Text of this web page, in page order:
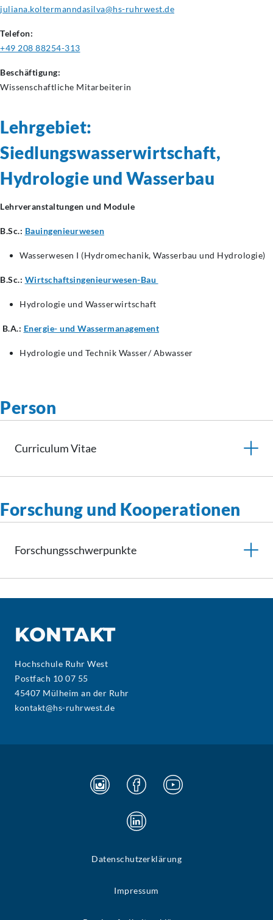
juliana.koltermanndasilva@hs-ruhrwest.de
Telefon:
+49 208 88254-313
Beschäftigung:
Wissenschaftliche Mitarbeiterin
Lehrgebiet:
Siedlungswasserwirtschaft,
Hydrologie und Wasserbau
Lehrveranstaltungen und Module
B.Sc.: Bauingenieurwesen
Wasserwesen I (Hydromechanik, Wasserbau und Hydrologie)
B.Sc.: Wirtschaftsingenieurwesen-Bau
Hydrologie und Wasserwirtschaft
B.A.: Energie- und Wassermanagement
Hydrologie und Technik Wasser/ Abwasser
Person
CurriculumVitae
Forschung und Kooperationen
Forschungsschwerpunkte
KONTAKT
Hochschule Ruhr West
Postfach 10 07 55
45407 Mülheim an der Ruhr
kontakt@hs-ruhrwest.de
Datenschutzerklärung
Impressum